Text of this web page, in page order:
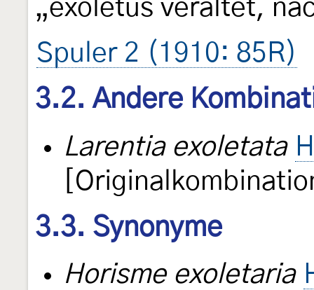
„exoletus veraltet,
Spuler 2 (1910: 85R)
3.2. Andere
Larentia exoletata
3.3. Synonyme
Horisme exoletaria